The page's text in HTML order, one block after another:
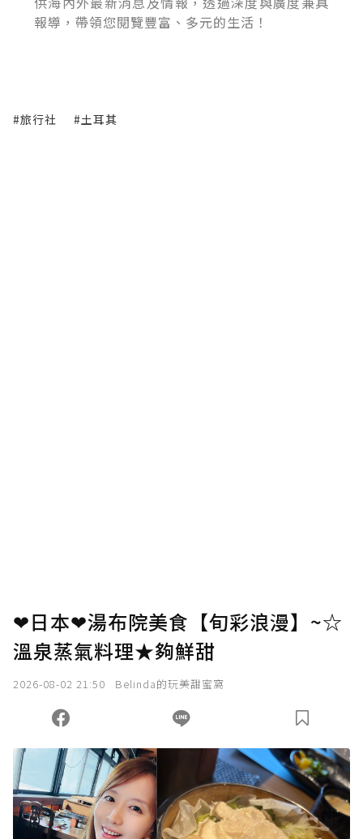
報導，帶領您閱覽豐富、多元的生活！
#旅行社 #土耳其
❤日本❤湯布院美食【旬彩浪漫】~☆
溫泉蒸氣料理★夠鮮甜
2026-08-02 21:50 Belinda的玩美甜蜜窩